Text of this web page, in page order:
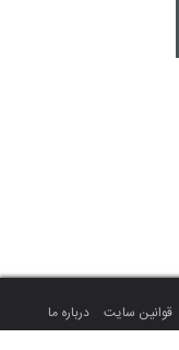
قوانین سایت
درباره ما